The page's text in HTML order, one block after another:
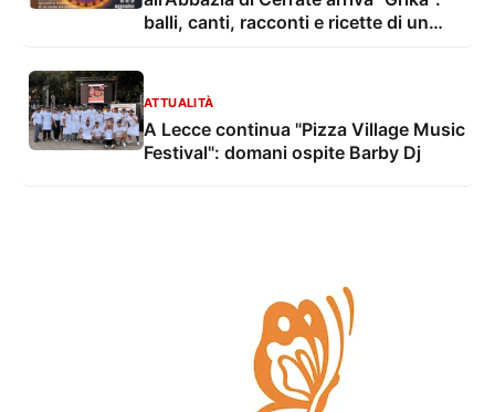
balli, canti, racconti e ricette di un
ATTUALITÀ
A Lecce continua "Pizza Village Music
Festival": domani ospite Barby Dj